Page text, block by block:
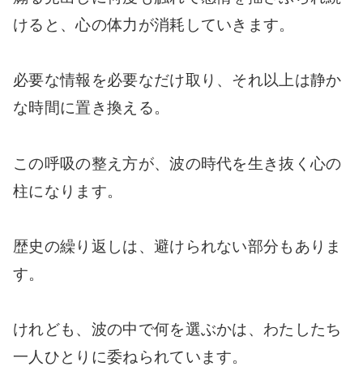
けると、心の体力が消耗していきます。
必要な情報を必要なだけ取り、それ以上は静か
な時間に置き換える。
この呼吸の整え方が、波の時代を生き抜く心の
柱になります。
歴史の繰り返しは、避けられない部分もありま
す。
けれども、波の中で何を選ぶかは、わたしたち
一人ひとりに委ねられています。